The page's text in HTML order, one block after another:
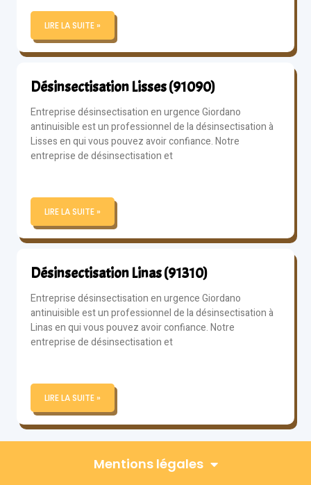
LIRE LA SUITE »
Désinsectisation Lisses (91090)
Entreprise désinsectisation en urgence Giordano
antinuisible est un professionnel de la désinsectisation à
Lisses en qui vous pouvez avoir confiance. Notre
entreprise de désinsectisation et
LIRE LA SUITE »
Désinsectisation Linas (91310)
Entreprise désinsectisation en urgence Giordano
antinuisible est un professionnel de la désinsectisation à
Linas en qui vous pouvez avoir confiance. Notre
entreprise de désinsectisation et
LIRE LA SUITE »
Mentions légales